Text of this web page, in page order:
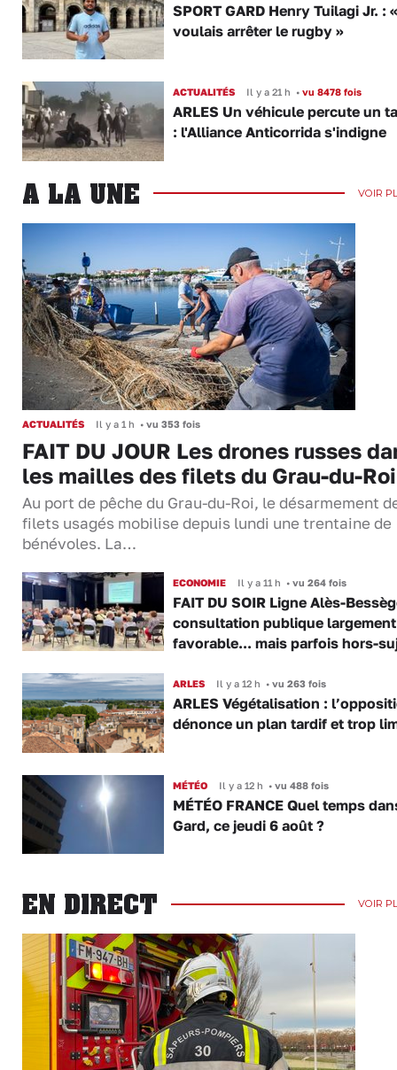
SPORT GARD Henry Tuilagi Jr. :
voulais arrêter le rugby »
ACTUALITÉS Il y a 21 h •vu 8478 fois
ARLES Un véhicule percute un
: l'Alliance Anticorrida s'indigne
A LA UNE VOIR
ACTUALITÉS Il y a 1 h • vu 353 fois
FAIT DU JOUR Les drones russes
les mailles des filets du Grau-du-Roi
Au port de pêche du Grau-du-Roi, le désarmement
filets usagés mobilise depuis lundi une trentaine de
bénévoles. La…
ECONOMIE Il y a 11 h •vu 264 fois
FAIT DU SOIR Ligne Alès-
consultation publique largement
favorable... mais parfois hors-
ARLES Il y a 12 h •vu 263 fois
ARLES Végétalisation :
dénonce un plan tardif et trop
MÉTÉO Il y a 12 h •vu 488 fois
MÉTÉO FRANCE Quel temps
Gard, ce jeudi 6 août ?
EN DIRECT VOIR